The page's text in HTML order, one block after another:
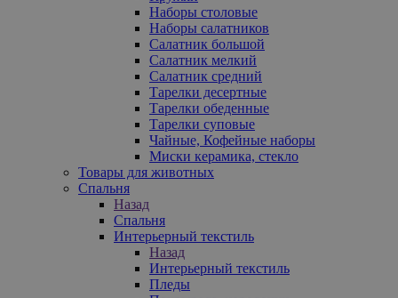
Наборы столовые
Наборы салатников
Салатник большой
Салатник мелкий
Салатник средний
Тарелки десертные
Тарелки обеденные
Тарелки суповые
Чайные, Кофейные наборы
Миски керамика, стекло
Товары для животных
Спальня
Назад
Спальня
Интерьерный текстиль
Назад
Интерьерный текстиль
Пледы